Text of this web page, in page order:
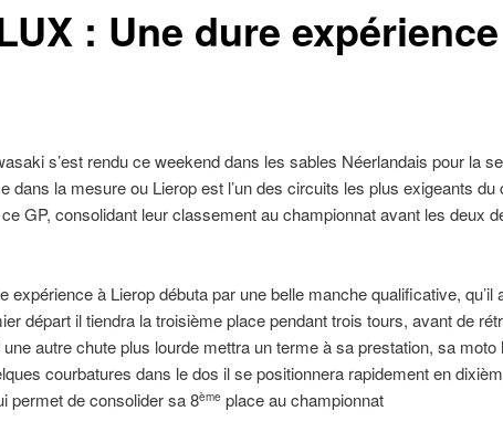
: Une dure
s’est rendu ce weekend dans les sables Néerlandais pour la
dans la mesure ou Lierop est l’un des circuits les plus exigeants du
GP, consolidant leur classement au championnat avant les deux
expérience à Lierop débuta par une belle manche qualificative, qu’il
départ il tiendra la troisième place pendant trois tours, avant de
autre chute plus lourde mettra un terme à sa prestation, sa
courbatures dans le dos il se positionnera rapidement en
permet de consolider sa 8ème place au championnat